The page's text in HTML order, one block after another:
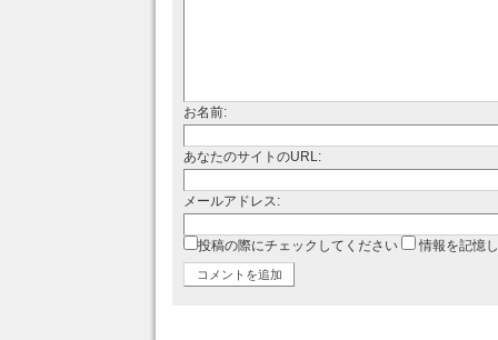
お名前:
あなたのサイトのURL:
メールアドレス:
投稿の際にチェックしてください 情報を記憶